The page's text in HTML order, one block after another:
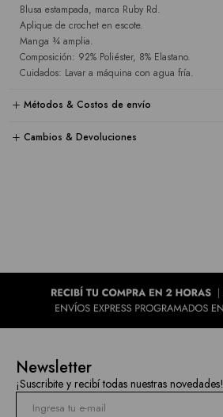
Blusa estampada, marca Ruby Rd.
Aplique de crochet en escote.
Manga ¾ amplia.
Composición: 92% Poliéster, 8% Elastano.
Cuidados: Lavar a máquina con agua fría.
Métodos & Costos de envío
Cambios & Devoluciones
Newsletter
¡Suscribite y recibí todas nuestras novedades!